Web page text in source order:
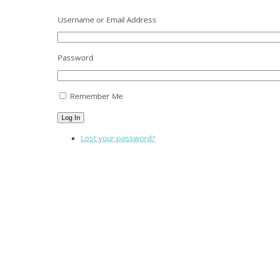
Username or Email Address
Password
Remember Me
Log In
Lost your password?